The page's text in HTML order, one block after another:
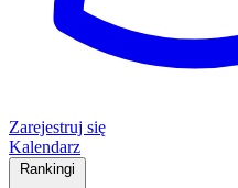
Zarejestruj się
Kalendarz
Rankingi